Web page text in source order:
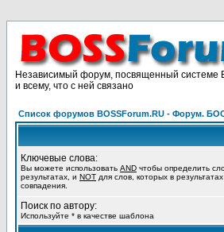
Независимый форум, посвященный системе
и всему, что с ней связано
Список форумов BOSSForum.RU - Форум.
Ключевые слова:
Вы можете использовать AND чтобы определить
результатах, и NOT для слов, которых в
совпадения.
Поиск по автору:
Используйте * в качестве шаблона